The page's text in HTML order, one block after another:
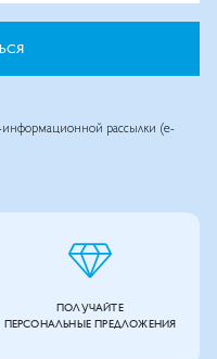
информационной рассылки (e-
ПОЛУЧАЙТЕ
ПЕРСОНАЛЬНЫЕ ПРЕДЛОЖЕНИЯ